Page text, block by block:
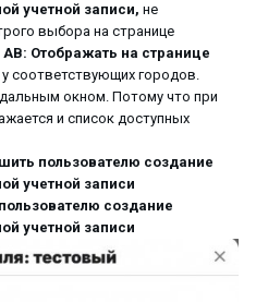
учетной записи, не
выбора на странице
AB: Отображать на странице
соответствующих городов.
окном. Потому что при
и список доступных
пользователю создание
учетной записи
создание
учетной записи